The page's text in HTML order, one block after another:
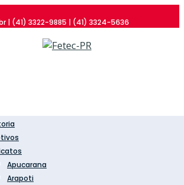
| (41) 3322-9885 | (41) 3324-5636
Apucarana
Arapoti